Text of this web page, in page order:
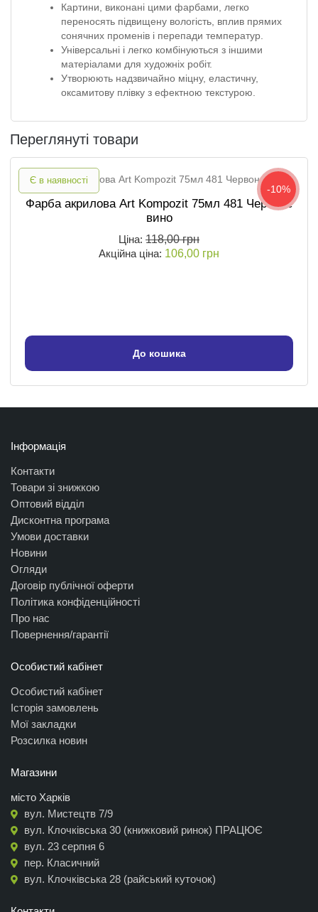
Картини, виконані цими фарбами, легко
переносять підвищену вологість, вплив прямих
сонячних променів і перепади температур.
Універсальні і легко комбінуються з іншими
матеріалами для художніх робіт.
Утворюють надзвичайно міцну, еластичну,
оксамитову плівку з ефектною текстурою.
Переглянуті товари
Є в наявності
-10%
Фарба акрилова Art Kompozit 75мл 481 Червоне
вино
Ціна: 118,00 грн
Акційна ціна: 106,00 грн
До кошика
Інформація
Контакти
Товари зі знижкою
Оптовий відділ
Дисконтна програма
Умови доставки
Новини
Огляди
Договір публічної оферти
Політика конфіденційності
Про нас
Повернення/гарантії
Особистий кабінет
Особистий кабінет
Історія замовлень
Мої закладки
Розсилка новин
Магазини
місто Харків
вул. Мистецтв 7/9
вул. Клочківська 30 (книжковий ринок) ПРАЦЮЄ
вул. 23 серпня 6
пер. Класичний
вул. Клочківська 28 (райський куточок)